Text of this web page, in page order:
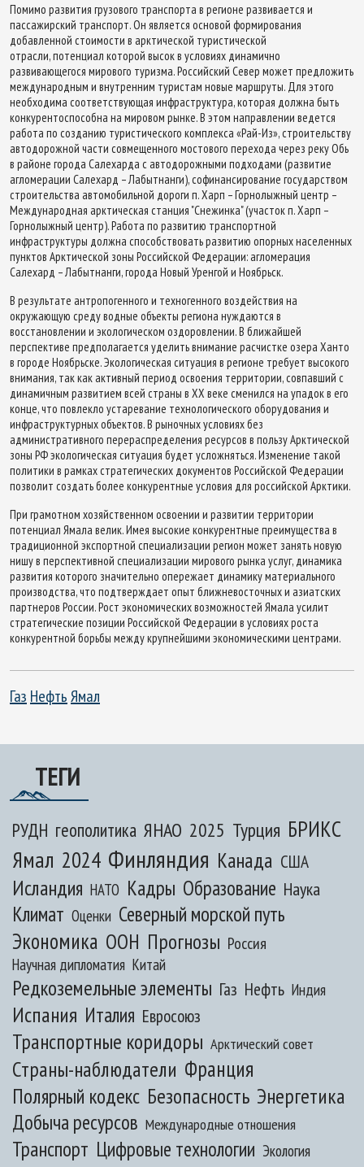
Помимо развития грузового транспорта в регионе развивается и
пассажирский транспорт. Он является основой формирования
добавленной стоимости в арктической туристической
отрасли, потенциал которой высок в условиях динамично
развивающегося мирового туризма. Российский Север может предложить
международным и внутренним туристам новые маршруты. Для этого
необходима соответствующая инфраструктура, которая должна быть
конкурентоспособна на мировом рынке. В этом направлении ведется
работа по созданию туристического комплекса «Рай-Из», строительству
автодорожной части совмещенного мостового перехода через реку Обь
в районе города Салехарда с автодорожными подходами (развитие
агломерации Салехард – Лабытнанги), софинансирование государством
строительства автомобильной дороги п. Харп – Горнолыжный центр –
Международная арктическая станция "Снежинка" (участок п. Харп –
Горнолыжный центр). Работа по развитию транспортной
инфраструктуры должна способствовать развитию опорных населенных
пунктов Арктической зоны Российской Федерации: агломерация
Салехард – Лабытнанги, города Новый Уренгой и Ноябрьск.
В результате антропогенного и техногенного воздействия на
окружающую среду водные объекты региона нуждаются в
восстановлении и экологическом оздоровлении. В ближайшей
перспективе предполагается уделить внимание расчистке озера Ханто
в городе Ноябрьске. Экологическая ситуация в регионе требует высокого
внимания, так как активный период освоения территории, совпавший с
динамичным развитием всей страны в ХХ веке сменился на упадок в его
конце, что повлекло устаревание технологического оборудования и
инфраструктурных объектов. В рыночных условиях без
административного перераспределения ресурсов в пользу Арктической
зоны РФ экологическая ситуация будет усложняться. Изменение такой
политики в рамках стратегических документов Российской Федерации
позволит создать более конкурентные условия для российской Арктики.
При грамотном хозяйственном освоении и развитии территории
потенциал Ямала велик. Имея высокие конкурентные преимущества в
традиционной экспортной специализации регион может занять новую
нишу в перспективной специализации мирового рынка услуг, динамика
развития которого значительно опережает динамику материального
производства, что подтверждает опыт ближневосточных и азиатских
партнеров России. Рост экономических возможностей Ямала усилит
стратегические позиции Российской Федерации в условиях роста
конкурентной борьбы между крупнейшими экономическими центрами.
Газ НефтьЯмал
ТЕГИ
РУДН геополитика ЯНАО 2025 Турция БРИКС
Ямал 2024 Финляндия Канада США
Исландия НАТО Кадры Образование Наука
Климат Оценки Северный морской путь
Экономика ООН Прогнозы Россия
Научная дипломатия Китай
Редкоземельные элементы Газ Нефть Индия
Испания Италия Евросоюз
Транспортные коридоры Арктический совет
Страны-наблюдатели Франция
Полярный кодекс Безопасность Энергетика
Добыча ресурсов Международные отношения
Транспорт Цифровые технологии Экология